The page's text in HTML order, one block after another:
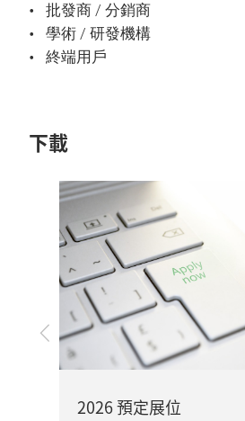
批發商 / 分銷商
學術 / 研發機構
終端用戶
下載
上
2026 預定展位